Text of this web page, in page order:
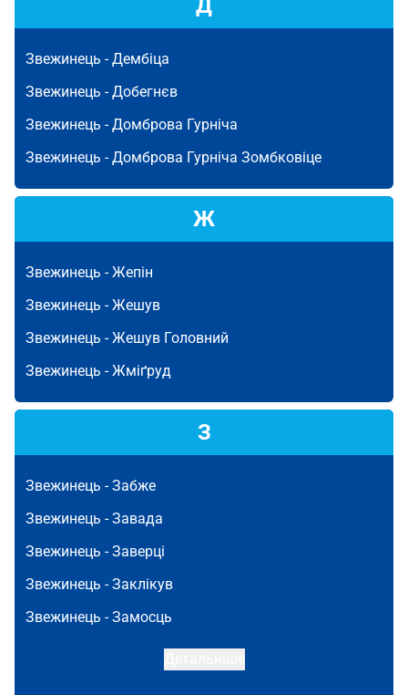
Д
Звежинець -Дембіца
Звежинець -Добегнєв
Звежинець -Домброва Гурніча
Звежинець -Домброва Гурніча Зомбковіце
Ж
Звежинець -Жепін
Звежинець -Жешув
Звежинець -Жешув Головний
Звежинець -Жміґруд
З
Звежинець -Забже
Звежинець -Завада
Звежинець -Заверці
Звежинець -Заклікув
Звежинець -Замосць